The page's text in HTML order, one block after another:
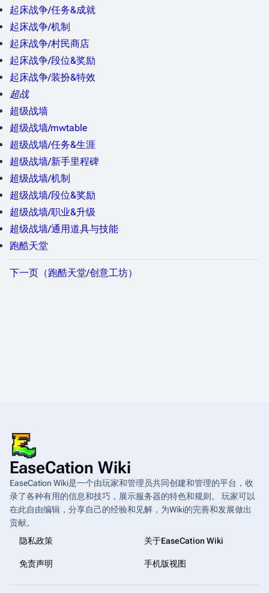
起床战争/任务&成就
起床战争/机制
起床战争/村民商店
起床战争/段位&奖励
起床战争/装扮&特效
超战
超级战墙
超级战墙/mwtable
超级战墙/任务&生涯
超级战墙/新手里程碑
超级战墙/机制
超级战墙/段位&奖励
超级战墙/职业&升级
超级战墙/通用道具与技能
跑酷天堂
下一页（跑酷天堂/创意工坊）
EaseCation Wiki
EaseCation Wiki是一个由玩家和管理员共同创建和管理的平台，收
录了各种有用的信息和技巧，展示服务器的特色和规则。 玩家可以
在此自由编辑，分享自己的经验和见解，为Wiki的完善和发展做出
贡献。
隐私政策
关于EaseCation Wiki
免责声明 手机版视图